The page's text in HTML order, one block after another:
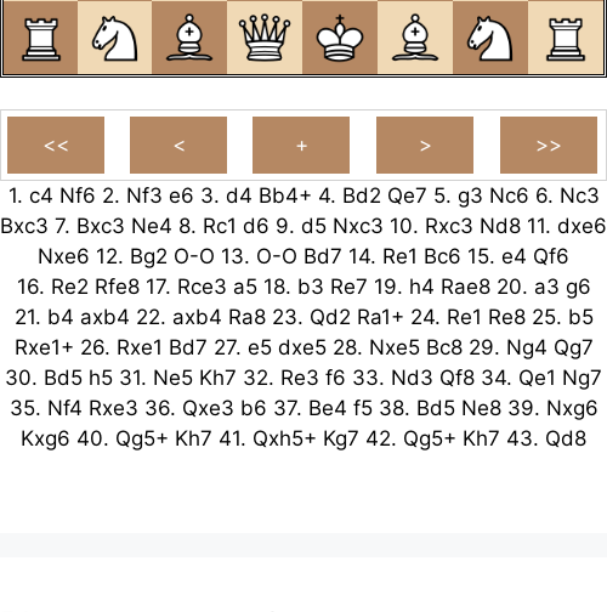
1. c4 Nf6 2. Nf3 e6 3. d4 Bb4+ 4. Bd2 Qe7 5. g3 Nc6 6. Nc3
Bxc3 7. Bxc3 Ne4 8. Rc1 d6 9. d5 Nxc3 10. Rxc3 Nd8 11. dxe6
Nxe6 12. Bg2 O-O 13. O-O Bd7 14. Re1 Bc6 15. e4 Qf6
16. Re2 Rfe8 17. Rce3 a5 18. b3 Re7 19. h4 Rae8 20. a3 g6
21. b4 axb4 22. axb4 Ra8 23. Qd2 Ra1+ 24. Re1 Re8 25. b5
Rxe1+ 26. Rxe1 Bd7 27. e5 dxe5 28. Nxe5 Bc8 29. Ng4 Qg7
30. Bd5 h5 31. Ne5 Kh7 32. Re3 f6 33. Nd3 Qf8 34. Qe1 Ng7
35. Nf4 Rxe3 36. Qxe3 b6 37. Be4 f5 38. Bd5 Ne8 39. Nxg6
Kxg6 40. Qg5+ Kh7 41. Qxh5+ Kg7 42. Qg5+ Kh7 43. Qd8